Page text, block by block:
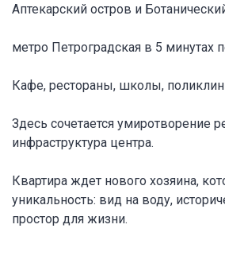
Аптекарский остров и
метро Петроградская в 5 минутах
Кафе, рестораны, школы,
Здесь сочетается умиротворение
инфраструктура центра.
Квартира ждет нового хозяина,
уникальность: вид на воду,
простор для жизни.